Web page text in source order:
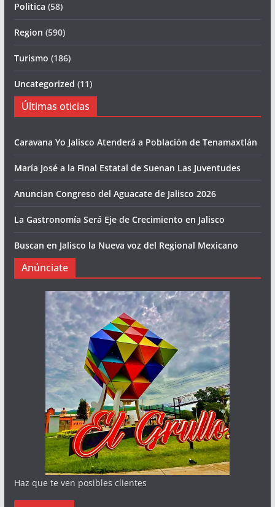
Politica (58)
Region (590)
Turismo (186)
Uncategorized (11)
Últimas oticias
Caravana Yo Jalisco Atenderá a Población de Tenamaxtlán
María José a la Final Estatal de Suenan Las Juventudes
Anuncian Congreso del Aguacate de Jalisco 2026
La Gastronomía Será Eje de Crecimiento en Jalisco
Buscan en Jalisco la Nueva voz del Regional Mexicano
Anúnciate
Haz que te ven posibles clientes